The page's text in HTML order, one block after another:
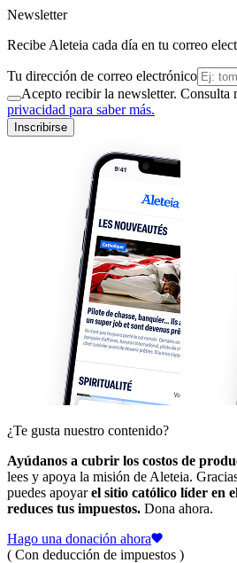
Newsletter
Recibe Aleteia cada día en tu correo
Tu dirección de correo electrónico
Acepto recibir la newsletter. Consulta
privacidad para saber más.
Inscribirse
¿Te gusta nuestro contenido?
Ayúdanos a cubrir los costos de
lees y apoya la misión de Aleteia.
puedes apoyarel sitio católico líder en
reduces tus impuestos. Dona ahora.
Hago una donación ahora
( Con deducción de impuestos )